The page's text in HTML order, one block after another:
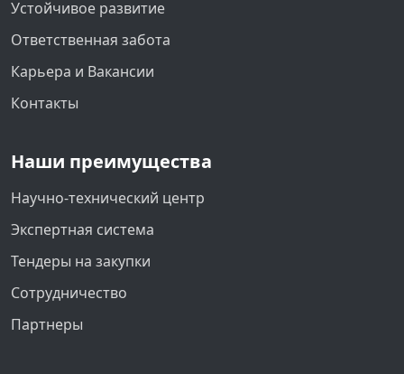
Устойчивое развитие
Ответственная забота
Карьера и Вакансии
Контакты
Наши преимущества
Научно-технический центр
Экспертная система
Тендеры на закупки
Сотрудничество
Партнеры